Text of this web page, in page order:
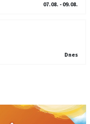
07.08. - 09.08.
Dnes